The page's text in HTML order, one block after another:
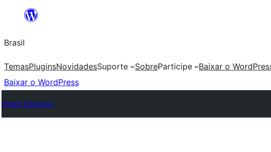
o
conteúdo
Brasil
TemasPluginsNovidadesSuporte SobreParticipe
Baixar o
Baixar o WordPress
Plugin Directory